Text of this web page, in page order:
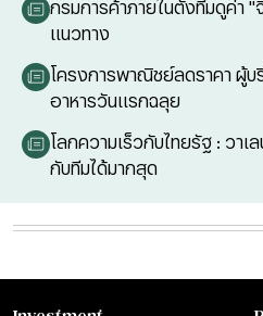
กรมการค้าภายในตั้งทีมดูค่า
แนวทาง
โครงการพาณิชย์ลดราคา ผู้
อาหารวันแรกฉลุย
โลกความเร็วกับไทยรัฐ : วาเ
กับทีมได้มากสุด